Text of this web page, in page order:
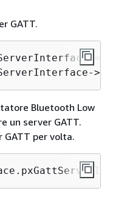
GATT.
=
Bluetooth Low
un server GATT.
GATT per volta.